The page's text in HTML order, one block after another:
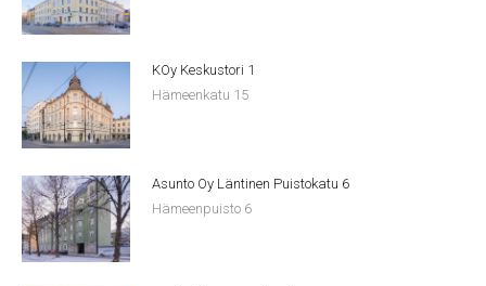
KOy Keskustori 1
Hämeenkatu 15
Asunto Oy Läntinen Puistokatu 6
Hämeenpuisto 6